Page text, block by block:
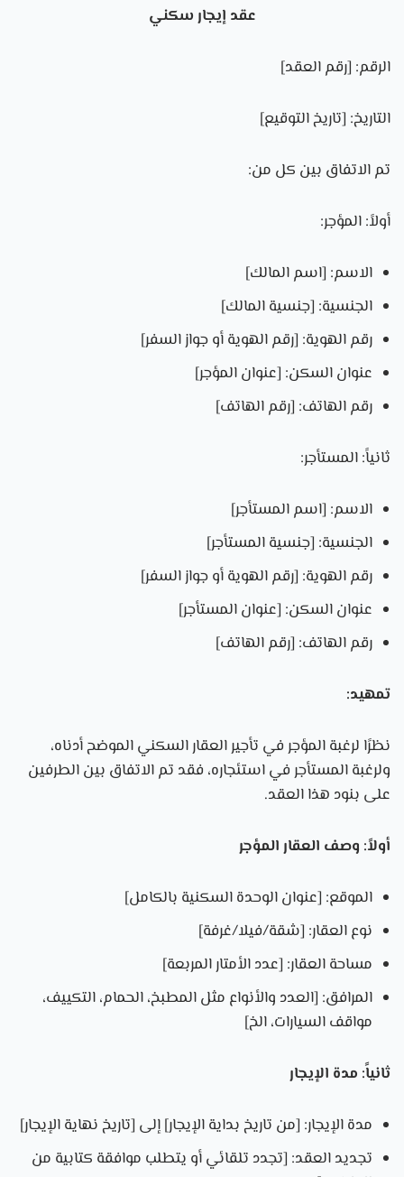
عقد إيجار سكني
الرقم: [رقم العقد]
التاريخ: [تاريخ التوقيع]
تم الاتفاق بين كل من:
أولاً: المؤجر:
الاسم: [اسم المالك]
الجنسية: [جنسية المالك]
رقم الهوية: [رقم الهوية أو جواز السفر]
عنوان السكن: [عنوان المؤجر]
رقم الهاتف: [رقم الهاتف]
ثانياً: المستأجر:
الاسم: [اسم المستأجر]
الجنسية: [جنسية المستأجر]
رقم الهوية: [رقم الهوية أو جواز السفر]
عنوان السكن: [عنوان المستأجر]
رقم الهاتف: [رقم الهاتف]
تمهيد:
نظرًا لرغبة المؤجر في تأجير العقار السكني الموضح أدناه،
ولرغبة المستأجر في استئجاره، فقد تم الاتفاق بين الطرفين
على بنود هذا العقد.
أولاً: وصف العقار المؤجر
الموقع: [عنوان الوحدة السكنية بالكامل]
نوع العقار: [شقة/فيلا/غرفة]
مساحة العقار: [عدد الأمتار المربعة]
المرافق: [العدد والأنواع مثل المطبخ، الحمام، التكييف،
مواقف السيارات، الخ]
ثانياً: مدة الإيجار
مدة الإيجار: [من تاريخ بداية الإيجار] إلى [تاريخ نهاية الإيجار]
تجديد العقد: [تجدد تلقائي أو يتطلب موافقة كتابية من